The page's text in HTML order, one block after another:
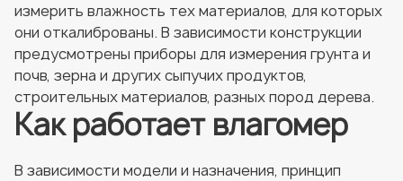
измерить влажность тех материалов, для которых
они откалиброваны. В зависимости конструкции
предусмотрены приборы для измерения грунта и
почв, зерна и других сыпучих продуктов,
строительных материалов, разных пород дерева.
Как работает влагомер
В зависимости модели и назначения, принцип